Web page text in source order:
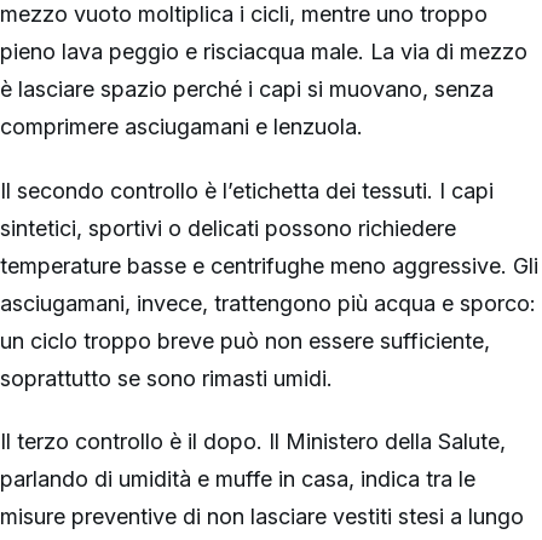
mezzo vuoto moltiplica i cicli, mentre uno troppo
pieno lava peggio e risciacqua male. La via di mezzo
è lasciare spazio perché i capi si muovano, senza
comprimere asciugamani e lenzuola.
Il secondo controllo è l’etichetta dei tessuti. I capi
sintetici, sportivi o delicati possono richiedere
temperature basse e centrifughe meno aggressive. Gli
asciugamani, invece, trattengono più acqua e sporco:
un ciclo troppo breve può non essere sufficiente,
soprattutto se sono rimasti umidi.
Il terzo controllo è il dopo. Il Ministero della Salute,
parlando di umidità e muffe in casa, indica tra le
misure preventive di non lasciare vestiti stesi a lungo